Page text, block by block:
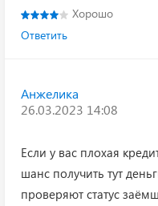
Хорошо
Ответить
Анжелика
26.03.2023 14:08
Если у вас плохая
шанс получить тут
проверяют статус